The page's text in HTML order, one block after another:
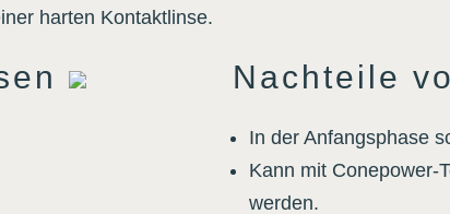
harten Kontaktlinse.
Nachteile
In der Anfangsphase
Kann mit Conepower-
werden.